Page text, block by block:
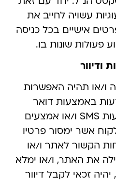
עשויה לחייב את
אישיים בכל כניסה
פעולות שונות בו.
ודיוור
ו/או תהיה האפשרות
באמצעות דואר
אלקטרוני ו/או הודעות SMS ו/או אמצעים
אשר ימסור פרטיו
הקשור לאתר ו/או
את האתר, ו/או ימלא
זכאי לקבל דיוור